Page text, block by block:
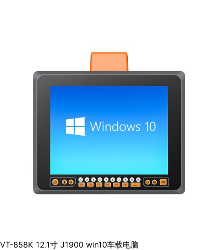
VT-858K 12.1寸 J1900 win10车载电脑